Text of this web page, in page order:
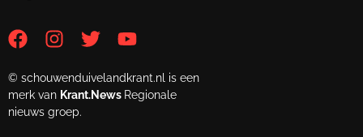
© schouwenduivelandkrant.nl is een
merk van Krant.News Regionale
nieuws groep.